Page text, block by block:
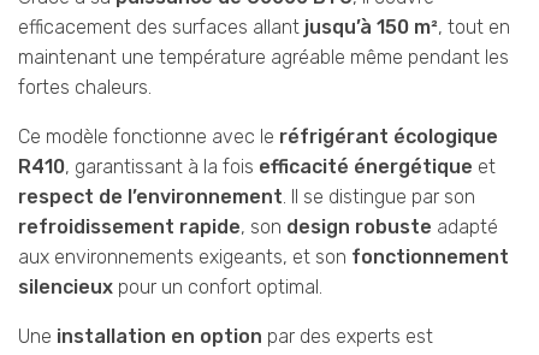
efficacement des surfaces allant jusqu’à 150 m², tout en
maintenant une température agréable même pendant les
fortes chaleurs.
Ce modèle fonctionne avec le réfrigérant écologique
R410, garantissant à la fois efficacité énergétique et
respect de l’environnement . Il se distingue par son
refroidissement rapide, son design robuste adapté
aux environnements exigeants, et son fonctionnement
silencieux pour un confort optimal.
Une installation en option par des experts est